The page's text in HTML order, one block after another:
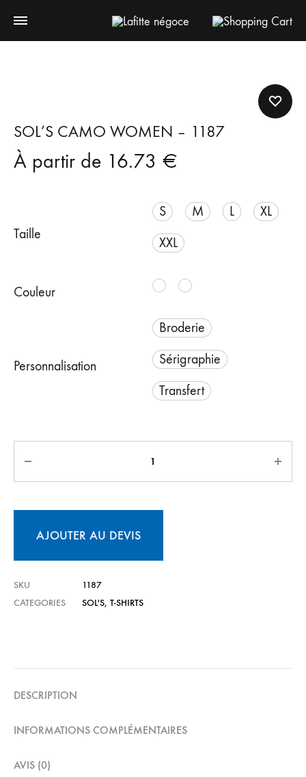
SOL’S CAMO WOMEN – 1187
À partir de 16.73 €
Taille
S M L
XL
XXL
Couleur
Personnalisation
Broderie
Sérigraphie
Transfert
AJOUTER AU DEVIS
SKU
1187
CATEGORIES
SOL'S, T-SHIRTS
DESCRIPTION
INFORMATIONS COMPLÉMENTAIRES
AVIS (0)